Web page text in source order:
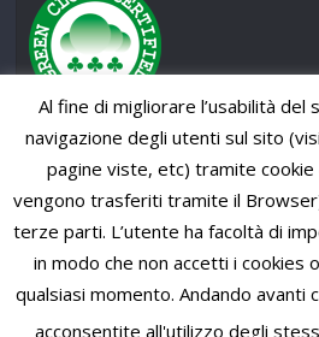
Copyright © 2026SUP News
Theme: ColorMag Pro byThemeGrill
Al fine di migliorare l’usabilità del
navigazione degli utenti sul sito
pagine viste, etc) tramite cookie
vengono trasferiti tramite il
terze parti. L’utente ha facoltà di
in modo che non accetti i cookies
qualsiasi momento. Andando avanti
acconsentite all'utilizzo degli